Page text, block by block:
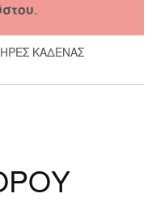
.
ΚΑΔΕΝΑΣ